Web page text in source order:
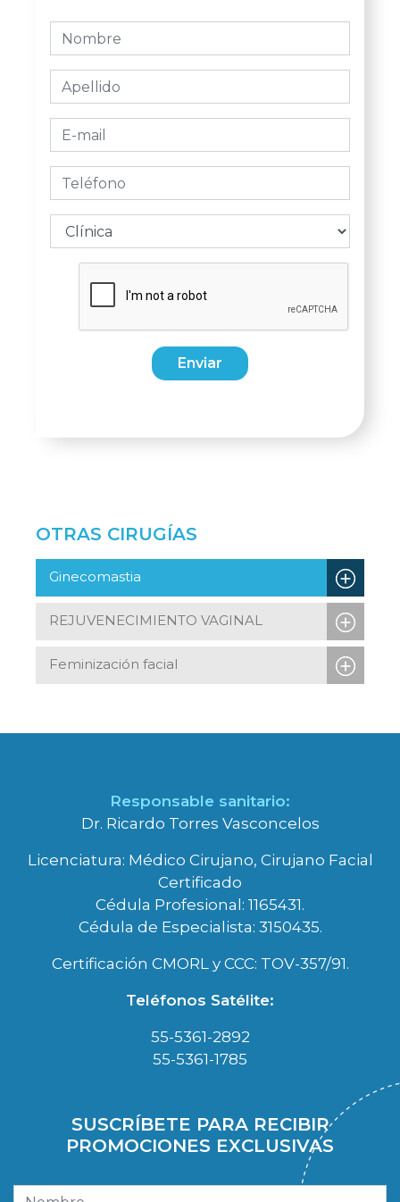
Enviar
OTRAS CIRUGÍAS
Ginecomastia
REJUVENECIMIENTO VAGINAL
Feminización facial
Responsable sanitario:
Dr. Ricardo Torres Vasconcelos
Licenciatura: Médico Cirujano, Cirujano Facial
Certificado
Cédula Profesional: 1165431.
Cédula de Especialista: 3150435.
Certificación CMORL y CCC: TOV-357/91.
Teléfonos Satélite:
55-5361-2892
55-5361-1785
SUSCRÍBETE PARA RECIBIR
PROMOCIONES EXCLUSIVAS